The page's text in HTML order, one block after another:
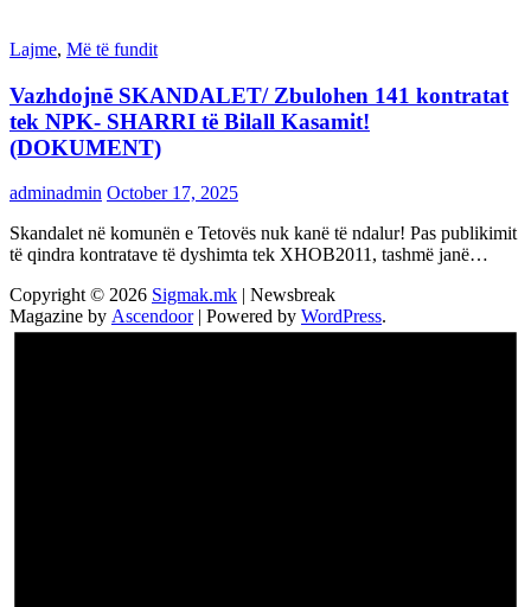
Lajme, Më të fundit
Vazhdojnē SKANDALET/ Zbulohen 141 kontratat
tek NPK- SHARRI të Bilall Kasamit!
(DOKUMENT)
adminadmin October 17, 2025
Skandalet në komunën e Tetovës nuk kanë të ndalur! Pas publikimit
të qindra kontratave të dyshimta tek XHOB2011, tashmë janë…
Copyright © 2026 Sigmak.mk | Newsbreak
Magazine by Ascendoor| Powered by WordPress.